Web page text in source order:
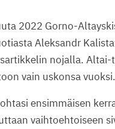
2022 Gorno-
Aleksandr
nojalla.
vain uskonsa vuoksi.
ensimmäisen
vaihtoehtoiseen